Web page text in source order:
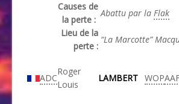
Causes de
la perte :
Abattu par la Flak
Lieu de la
perte :
“La Marcotte”
ADC
Roger
Louis
LAMBERT WOP